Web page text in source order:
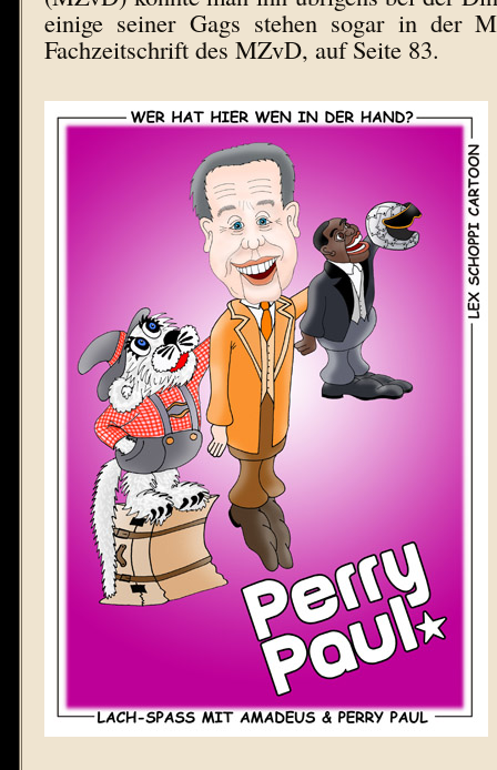
einige seiner Gags stehen sogar in der
Fachzeitschrift des MZvD, auf Seite 83.